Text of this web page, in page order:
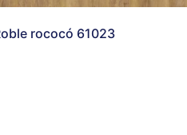
rococó 61023